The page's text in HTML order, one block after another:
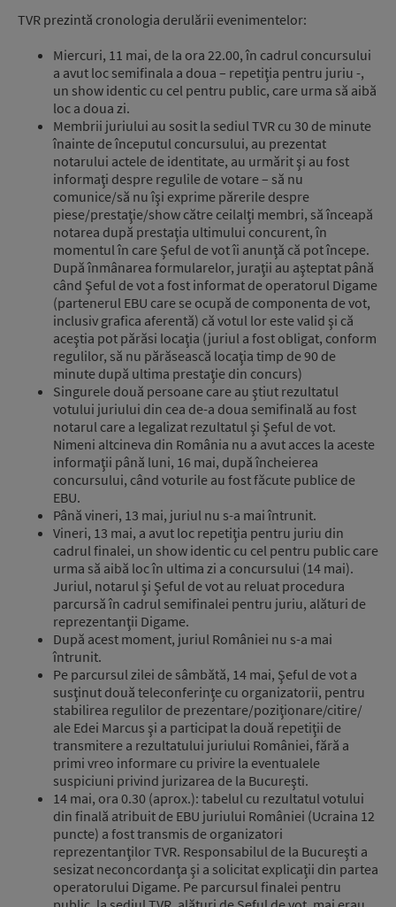
TVR prezintă cronologia derulării evenimentelor:
Miercuri, 11 mai, de la ora 22.00, în cadrul concursului
a avut loc semifinala a doua – repetiţia pentru juriu -,
un show identic cu cel pentru public, care urma să aibă
loc a doua zi.
Membrii juriului au sosit la sediul TVR cu 30 de minute
înainte de începutul concursului, au prezentat
notarului actele de identitate, au urmărit şi au fost
informaţi despre regulile de votare – să nu
comunice/să nu îşi exprime părerile despre
piese/prestaţie/show către ceilalţi membri, să înceapă
notarea după prestaţia ultimului concurent, în
momentul în care Şeful de vot îi anunţă că pot începe.
După înmânarea formularelor, juraţii au aşteptat până
când Şeful de vot a fost informat de operatorul Digame
(partenerul EBU care se ocupă de componenta de vot,
inclusiv grafica aferentă) că votul lor este valid şi că
aceştia pot părăsi locaţia (juriul a fost obligat, conform
regulilor, să nu părăsească locaţia timp de 90 de
minute după ultima prestaţie din concurs)
Singurele două persoane care au ştiut rezultatul
votului juriului din cea de-a doua semifinală au fost
notarul care a legalizat rezultatul şi Şeful de vot.
Nimeni altcineva din România nu a avut acces la aceste
informaţii până luni, 16 mai, după încheierea
concursului, când voturile au fost făcute publice de
EBU.
Până vineri, 13 mai, juriul nu s-a mai întrunit.
Vineri, 13 mai, a avut loc repetiţia pentru juriu din
cadrul finalei, un show identic cu cel pentru public care
urma să aibă loc în ultima zi a concursului (14 mai).
Juriul, notarul şi Şeful de vot au reluat procedura
parcursă în cadrul semifinalei pentru juriu, alături de
reprezentanţii Digame.
După acest moment, juriul României nu s-a mai
întrunit.
Pe parcursul zilei de sâmbătă, 14 mai, Şeful de vot a
susţinut două teleconferinţe cu organizatorii, pentru
stabilirea regulilor de prezentare/poziţionare/citire/
ale Edei Marcus şi a participat la două repetiţii de
transmitere a rezultatului juriului României, fără a
primi vreo informare cu privire la eventualele
suspiciuni privind jurizarea de la Bucureşti.
14 mai, ora 0.30 (aprox.): tabelul cu rezultatul votului
din finală atribuit de EBU juriului României (Ucraina 12
puncte) a fost transmis de organizatori
reprezentanţilor TVR. Responsabilul de la Bucureşti a
sesizat neconcordanţa şi a solicitat explicaţii din partea
operatorului Digame. Pe parcursul finalei pentru